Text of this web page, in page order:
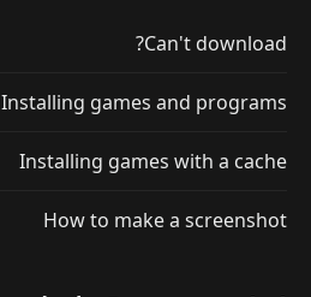
Can't download?
Installing games and programs
Installing games with a cache
How to make a screenshot